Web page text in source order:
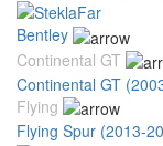
Bentley
Continental GT
Continental GT
Flying
Flying Spur (2013-